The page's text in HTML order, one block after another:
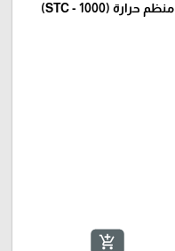
منظم حرارة (STC - 1000)
add_shopping_cart